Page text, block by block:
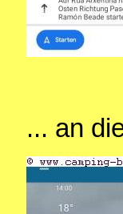
... an